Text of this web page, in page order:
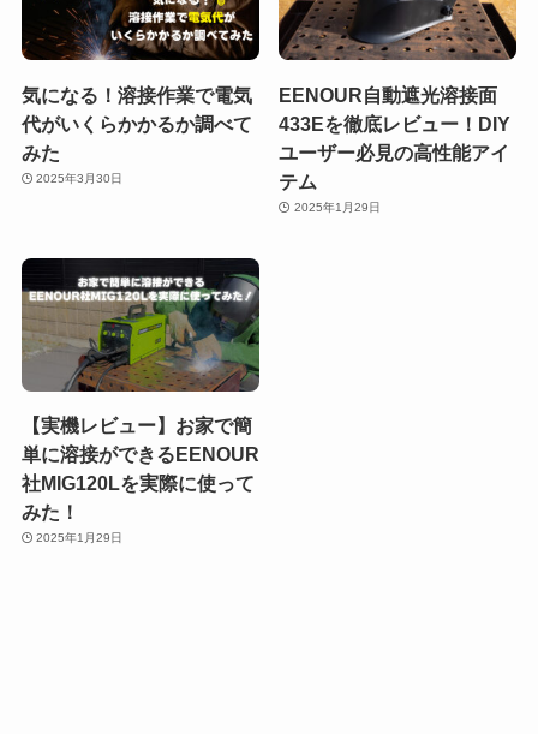
気になる！溶接作業で電気
代がいくらかかるか調べて
みた
2025年3月30日
EENOUR自動遮光溶接面
433Eを徹底レビュー！DIY
ユーザー必見の高性能アイ
テム
2025年1月29日
【実機レビュー】お家で簡
単に溶接ができるEENOUR
社MIG120Lを実際に使って
みた！
2025年1月29日